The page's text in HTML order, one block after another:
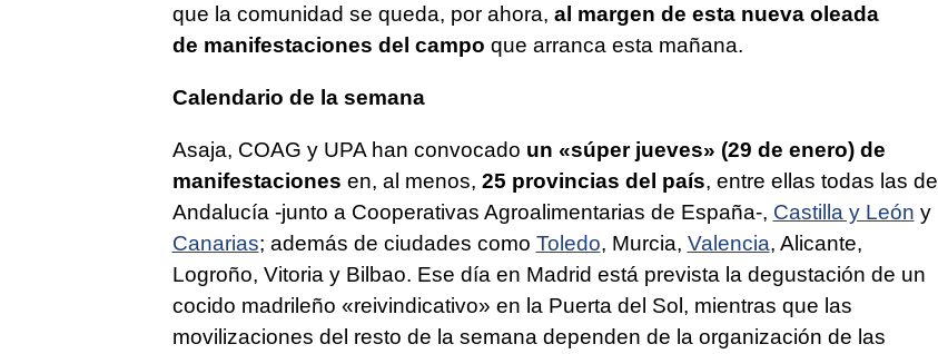
que la comunidad se queda, por ahora, al margen de esta nueva oleada
de manifestaciones del campo que arranca esta mañana.
Calendario de la semana
Asaja, COAG y UPA han convocado un «súper jueves» (29 de enero) de
manifestaciones en, al menos, 25 provincias del país, entre ellas todas las de
Andalucía -junto a Cooperativas Agroalimentarias de España-, Castilla y León y
Canarias; además de ciudades como Toledo, Murcia, Valencia, Alicante,
Logroño, Vitoria y Bilbao. Ese día en Madrid está prevista la degustación de un
cocido madrileño «reivindicativo» en la Puerta del Sol, mientras que las
movilizaciones del resto de la semana dependen de la organización de las